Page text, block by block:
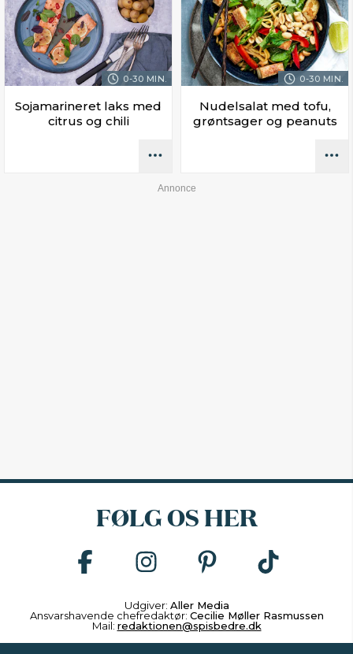
0-30 MIN.
Sojamarineret laks med
citrus og chili
0-30 MIN.
Nudelsalat med tofu,
grøntsager og peanuts
FØLG OS HER
Udgiver: Aller Media
Ansvarshavende chefredaktør: Cecilie Møller Rasmussen
Mail: redaktionen@spisbedre.dk